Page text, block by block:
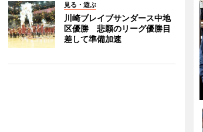
見る・遊ぶ
川崎ブレイブサンダース中地
区優勝 悲願のリーグ優勝目
差して準備加速